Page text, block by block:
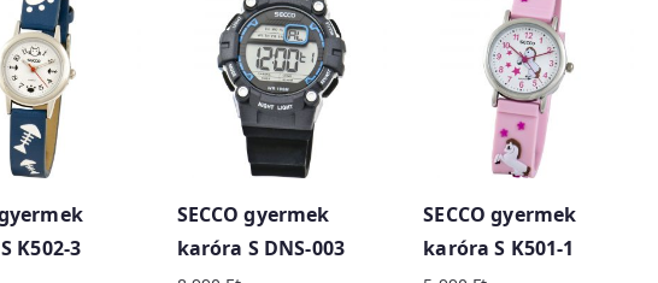
gyermek
K502-3
SECCO gyermek
karóra S DNS-003
SECCO gyermek
karóra S K501-1